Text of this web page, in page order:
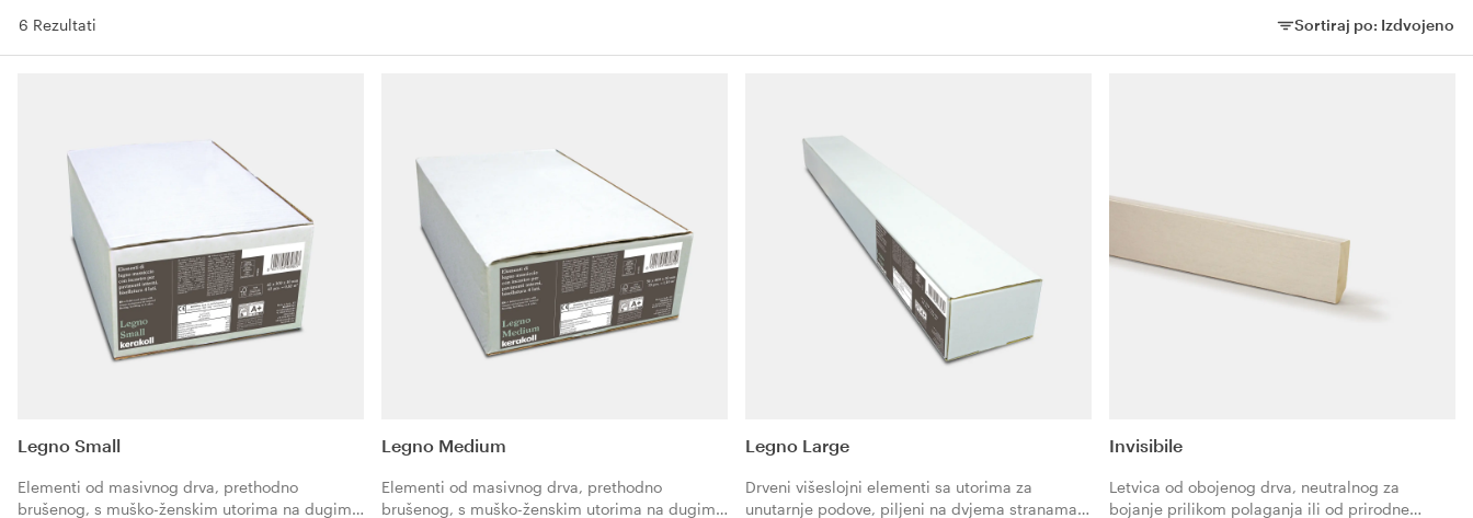
6 Rezultati Sortiraj po: Izdvojeno
Sortiraj po:
Legno Small
Elementi od masivnog drva, prethodno
brušenog, s muško-ženskim utorima na dugim
Legno Medium
Elementi od masivnog drva, prethodno
brušenog, s muško-ženskim utorima na dugim
Legno Large
Drveni višeslojni elementi sa utorima za
unutarnje podove, piljeni na dvjema stranama.
Invisibile
Letvica od obojenog drva, neutralnog za
bojanje prilikom polaganja ili od prirodne